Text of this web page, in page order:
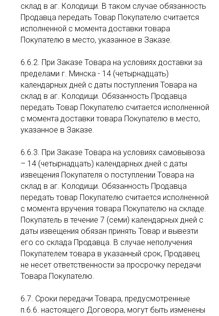
склад в аг. Колодищи. В таком случае обязанность
Продавца передать Товар Покупателю считается
исполненной с момента доставки товара
Покупателю в место, указанное в Заказе.
6.6.2. При Заказе Товара на условиях доставки за
пределами г. Минска - 14 (четырнадцать)
календарных дней с даты поступления Товара на
склад в аг. Колодищи. Обязанность Продавца
передать Товар Покупателю считается исполненной
с момента доставки товара Покупателю в место,
указанное в Заказе.
6.6.3. При Заказе Товара на условиях самовывоза
– 14 (четырнадцать) календарных дней с даты
извещения Покупателя о поступлении Товара на
склад в аг. Колодищи. Обязанность Продавца
передать товар Покупателю считается исполненной
с момента вручения товара Покупателю на складе.
Покупатель в течение 7 (семи) календарных дней с
даты извещения обязан принять Товар и вывезти
его со склада Продавца. В случае неполучения
Покупателем товара в указанный срок, Продавец
не несет ответственности за просрочку передачи
Товара Покупателю.
6.7. Сроки передачи Товара, предусмотренные
п.6.6. настоящего Договора, могут быть изменены